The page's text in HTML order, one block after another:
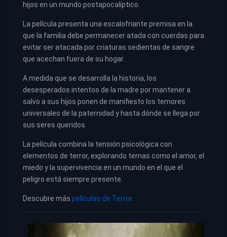
hijos en un mundo postapocalíptico.
La película presenta una escalofriante premisa en la
que la familia debe permanecer atada con cuerdas para
evitar ser atacada por criaturas sedientas de sangre
que acechan fuera de su hogar.
A medida que se desarrolla la historia, los
desesperados intentos de la madre por mantener a
salvo a sus hijos ponen de manifiesto los temores
universales de la paternidad y hasta dónde se llega por
sus seres queridos.
La película combina la tensión psicológica con
elementos de terror, explorando temas como el amor, el
miedo y la supervivencia en un mundo en el que el
peligro está siempre presente.
Descubre más películas de Terror.